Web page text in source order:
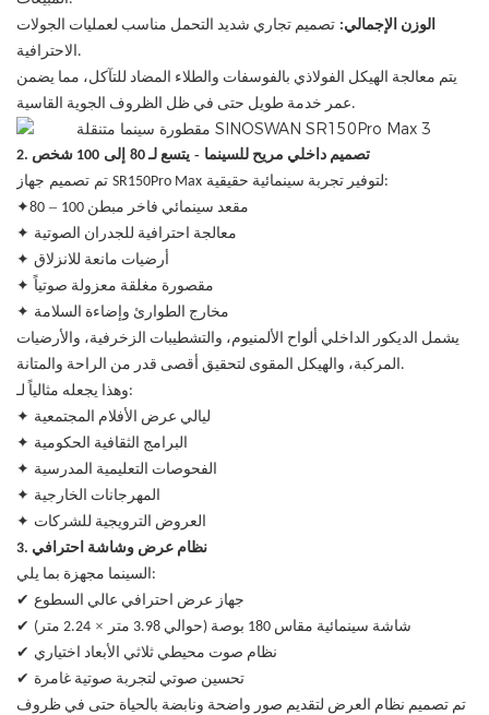
الوزن الإجمالي: تصميم تجاري شديد التحمل مناسب لعمليات الجولات
الاحترافية.
يتم معالجة الهيكل الفولاذي بالفوسفات والطلاء المضاد للتآكل، مما يضمن
عمر خدمة طويل حتى في ظل الظروف الجوية القاسية.
2. تصميم داخلي مريح للسينما - يتسع لـ 80 إلى 100 شخص
تم تصميم جهاز SR150Pro Max
لتوفير تجربة سينمائية حقيقية:
✦80 –
100 مقعد سينمائي فاخر مبطن
✦ معالجة احترافية للجدران الصوتية
✦ أرضيات مانعة للانزلاق
✦ مقصورة مغلقة معزولة صوتياً
✦ مخارج الطوارئ وإضاءة السلامة
يشمل الديكور الداخلي ألواح الألمنيوم، والتشطيبات الزخرفية، والأرضيات
المركبة، والهيكل المقوى لتحقيق أقصى قدر من الراحة والمتانة.
وهذا يجعله مثالياً لـ:
✦ ليالي عرض الأفلام المجتمعية
✦ البرامج الثقافية الحكومية
✦ الفحوصات التعليمية المدرسية
✦ المهرجانات الخارجية
✦ العروض الترويجية للشركات
3. نظام عرض وشاشة احترافي
السينما مجهزة بما يلي:
✔ جهاز عرض احترافي عالي السطوع
✔
شاشة سينمائية مقاس 180 بوصة (حوالي 3.98 متر × 2.24 متر)
✔ نظام صوت محيطي ثلاثي الأبعاد اختياري
✔ تحسين صوتي لتجربة صوتية غامرة
تم تصميم نظام العرض لتقديم صور واضحة ونابضة بالحياة حتى في ظروف